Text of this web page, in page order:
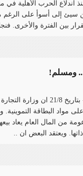
اندلاع الحرب الأهلية
سيئ إلى أسوأ على الرغم
بين الفترة والأخرى.
.. ومسلم!
1 - ورد في «القبس» بتاريخ 21/
مواد البطاقة التموينية.
من المال العام يعاد
ويعتقد البعض ان ..